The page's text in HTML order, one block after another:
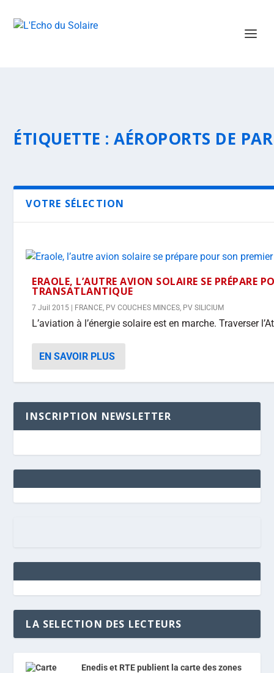
ÉTIQUETTE :AÉROPORTS DE
VOTRE SÉLECTION
ERAOLE, L’AUTRE AVION SOLAIRE SE PRÉPARE
TRANSATLANTIQUE
7 Juil 2015 FRANCE, PV COUCHES MINCES, PV SILICIUM
L’aviation à l’énergie solaire est en marche. Traverser
EN SAVOIR PLUS
INSCRIPTION NEWSLETTER
LA SELECTION DES LECTEURS
Enedis et RTE publient la carte des zones